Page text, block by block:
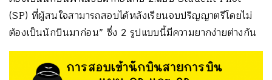
(SP) ที่ผู้สนใจสามารถสอบได้หลังเรียนจบปริญญาตรีโดยไม่
ต้องเป็นนักบินมาก่อน” ซึ่ง 2 รูปแบบนี้มีความยากง่ายต่างกัน